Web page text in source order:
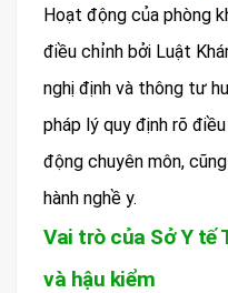
Hoạt động của phòng
điều chỉnh bởi Luật
nghị định và thông tư
pháp lý quy định rõ
động chuyên môn,
hành nghề y.
Vai trò của Sở Y tế
và hậu kiểm